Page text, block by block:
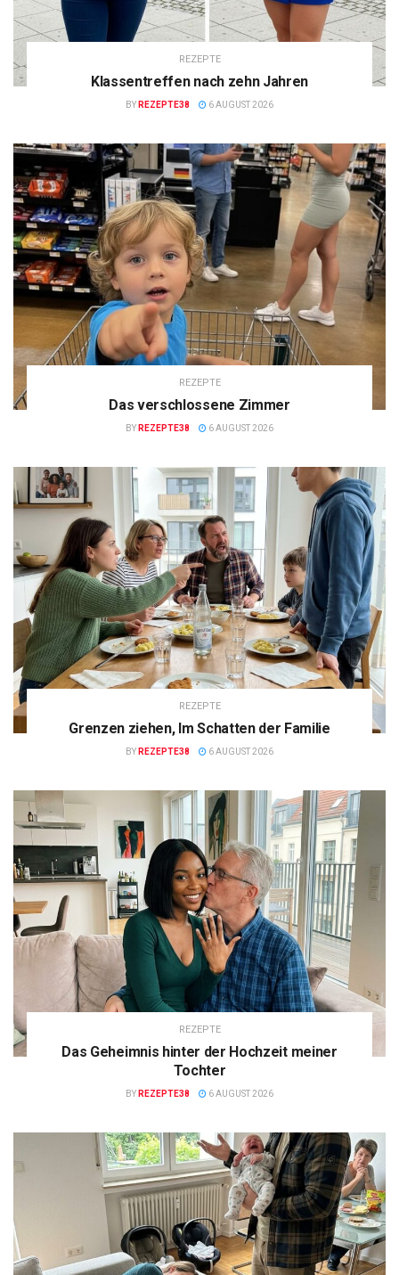
REZEPTE
Klassentreffen nach zehn Jahren
BY REZEPTE38 6 AUGUST 2026
REZEPTE
Das verschlossene Zimmer
BY REZEPTE38 6 AUGUST 2026
REZEPTE
Grenzen ziehen, Im Schatten der Familie
BY REZEPTE38 6 AUGUST 2026
REZEPTE
Das Geheimnis hinter der Hochzeit meiner
Tochter
BY REZEPTE38 6 AUGUST 2026